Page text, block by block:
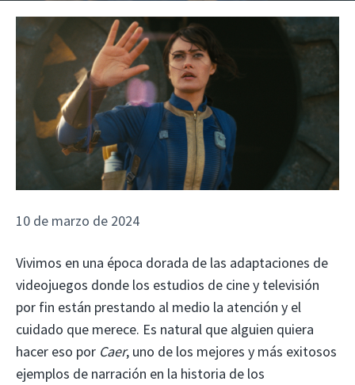
10 de marzo de 2024
Vivimos en una época dorada de las adaptaciones de
videojuegos donde los estudios de cine y televisión
por fin están prestando al medio la atención y el
cuidado que merece. Es natural que alguien quiera
hacer eso por Caer, uno de los mejores y más exitosos
ejemplos de narración en la historia de los